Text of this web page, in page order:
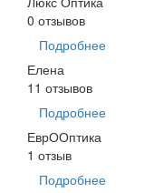
0 отзывов
Подробнее
Елена
11 отзывов
Подробнее
ЕврООптика
1 отзыв
Подробнее